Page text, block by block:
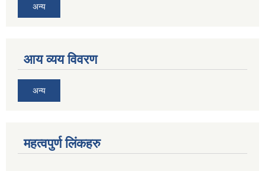
अन्य
आय व्यय विवरण
अन्य
महत्वपुर्ण लिंकहरु